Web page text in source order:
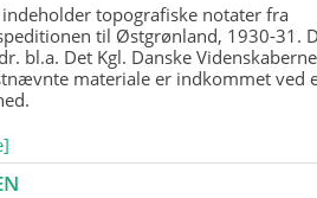
topografiske notater fra
til Østgrønland, 1930-31.
bl.a. Det Kgl. Danske
materiale er indkommet ved